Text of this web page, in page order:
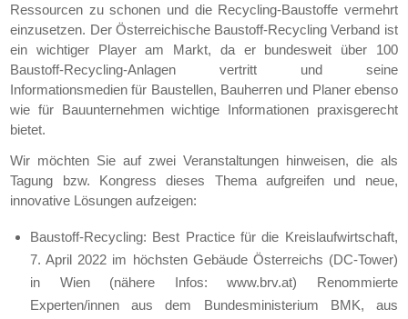
Ressourcen zu schonen und die Recycling-Baustoffe vermehrt
einzusetzen. Der Österreichische Baustoff-Recycling Verband ist
ein wichtiger Player am Markt, da er bundesweit über 100
Baustoff-Recycling-Anlagen vertritt und seine
Informationsmedien für Baustellen, Bauherren und Planer ebenso
wie für Bauunternehmen wichtige Informationen praxisgerecht
bietet.
Wir möchten Sie auf zwei Veranstaltungen hinweisen, die als
Tagung bzw. Kongress dieses Thema aufgreifen und neue,
innovative Lösungen aufzeigen:
Baustoff-Recycling: Best Practice für die Kreislaufwirtschaft,
7. April 2022 im höchsten Gebäude Österreichs (DC-Tower)
in Wien (nähere Infos: www.brv.at) Renommierte
Experten/innen aus dem Bundesministerium BMK, aus